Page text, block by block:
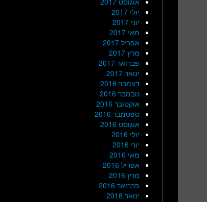
יולי 2017
יוני 2017
מאי 2017
אפריל 2017
מרץ 2017
פברואר 2017
ינואר 2017
דצמבר 2016
נובמבר 2016
אוקטובר 2016
ספטמבר 2016
אוגוסט 2016
יולי 2016
יוני 2016
מאי 2016
אפריל 2016
מרץ 2016
פברואר 2016
ינואר 2016